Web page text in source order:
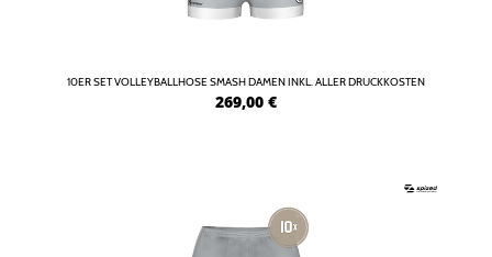
10ER SET VOLLEYBALLHOSE SMASH DAMEN INKL. ALLER DRUCKKOSTEN
269,00 €